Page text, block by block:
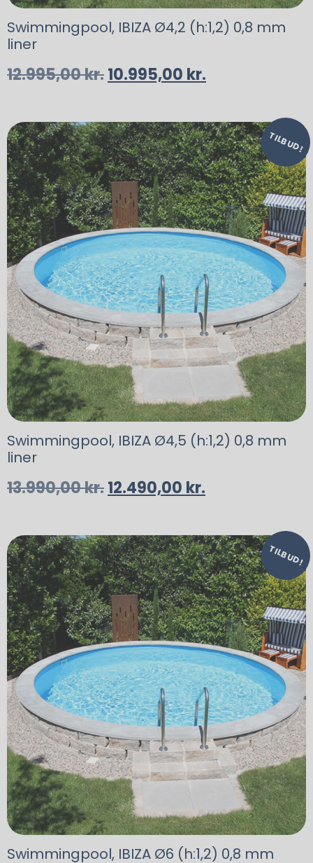
Swimmingpool, IBIZA Ø4,2 (h:1,2) 0,8 mm
liner
12.995,00kr.10.995,00 kr.
TILBUD!
Swimmingpool, IBIZA Ø4,5 (h:1,2) 0,8 mm
liner
13.990,00kr.12.490,00 kr.
TILBUD!
Swimmingpool, IBIZA Ø6 (h:1,2) 0,8 mm